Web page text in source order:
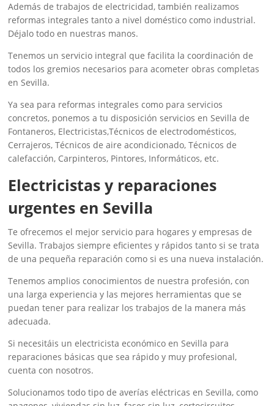
Además de trabajos de electricidad, también realizamos
reformas integrales tanto a nivel doméstico como industrial.
Déjalo todo en nuestras manos.
Tenemos un servicio integral que facilita la coordinación de
todos los gremios necesarios para acometer obras completas
en Sevilla.
Ya sea para reformas integrales como para servicios
concretos, ponemos a tu disposición servicios en Sevilla de
Fontaneros, Electricistas,Técnicos de electrodomésticos,
Cerrajeros, Técnicos de aire acondicionado, Técnicos de
calefacción, Carpinteros, Pintores, Informáticos, etc.
‎Electricistas y reparaciones
urgentes en Sevilla
Te ofrecemos el mejor servicio para hogares y empresas de
Sevilla. Trabajos siempre eficientes y rápidos tanto si se trata
de una pequeña reparación como si es una nueva instalación.
Tenemos amplios conocimientos de nuestra profesión, con
una larga experiencia y las mejores herramientas que se
puedan tener para realizar los trabajos de la manera más
adecuada.
Si necesitáis un electricista económico en Sevilla para
reparaciones básicas que sea rápido y muy profesional,
cuenta con nosotros.
Solucionamos todo tipo de averías eléctricas en Sevilla, como